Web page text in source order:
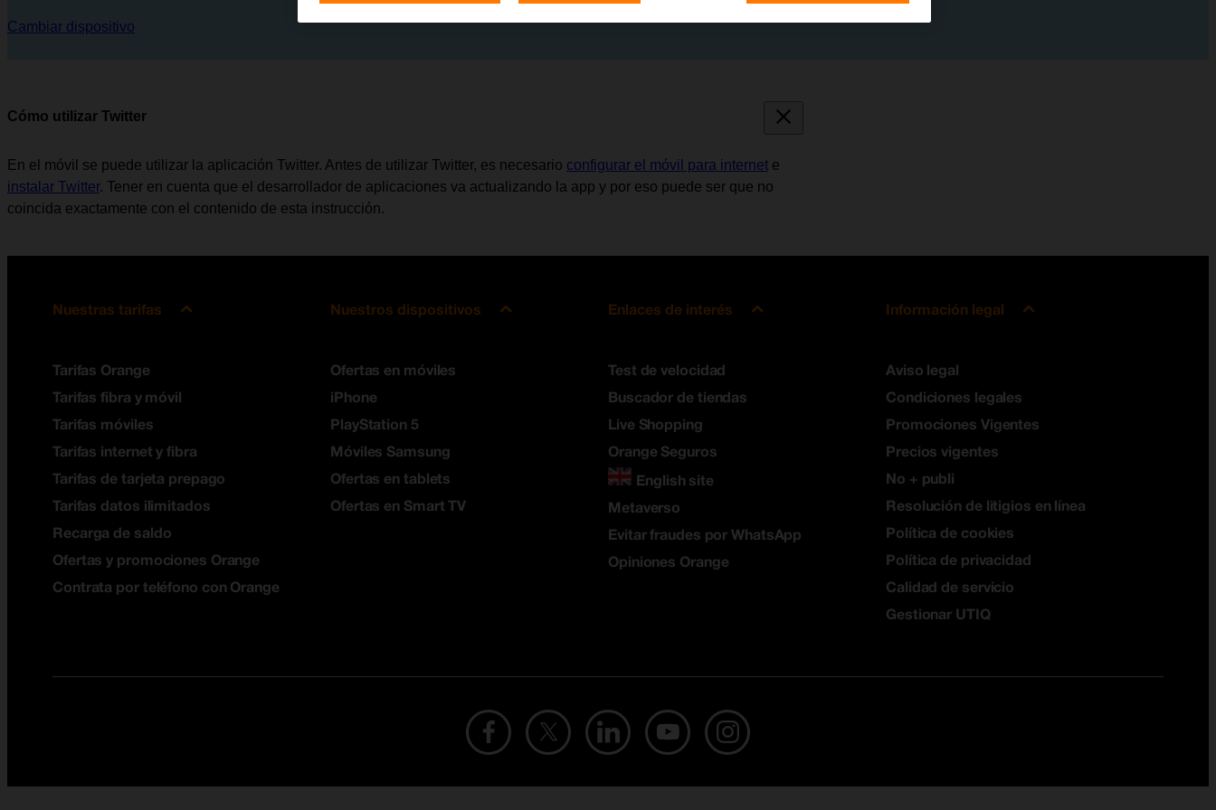
Cambiar dispositivo
Cómo utilizar Twitter
En el móvil se puede utilizar la aplicación Twitter. Antes de utilizar Twitter, es necesario configurar el móvil para internet e
instalar Twitter. Tener en cuenta que el desarrollador de aplicaciones va actualizando la app y por eso puede ser que no
coincida exactamente con el contenido de esta instrucción.
Nuestras tarifas
Tarifas Orange
Tarifas fibra y móvil
Tarifas móviles
Tarifas internet y fibra
Tarifas de tarjeta prepago
Tarifas datos ilimitados
Recarga de saldo
Ofertas y promociones Orange
Contrata por teléfono con Orange
Nuestros dispositivos
Ofertas en móviles
iPhone
PlayStation 5
Móviles Samsung
Ofertas en tablets
Ofertas en Smart TV
Enlaces de interés
Test de velocidad
Buscador de tiendas
Live Shopping
Orange Seguros
English site
Metaverso
Evitar fraudes por WhatsApp
Opiniones Orange
Información legal
Aviso legal
Condiciones legales
Promociones Vigentes
Precios vigentes
No + publi
Resolución de litigios en línea
Política de cookies
Política de privacidad
Calidad de servicio
Gestionar UTIQ